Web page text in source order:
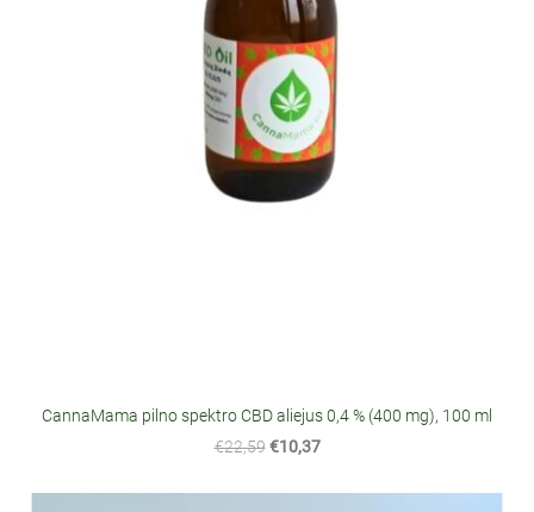
CannaMama pilno spektro CBD aliejus 0,4 % (400 mg), 100 ml
€22,59 €10,37